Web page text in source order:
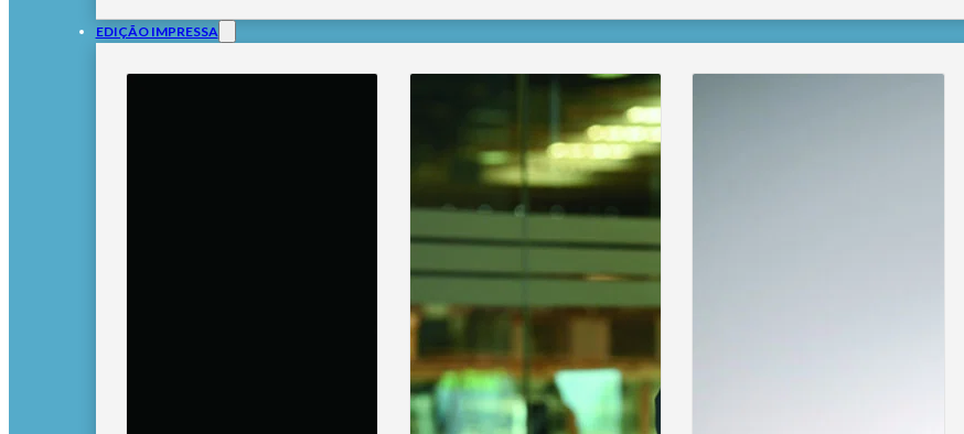
EDIÇÃO IMPRESSA